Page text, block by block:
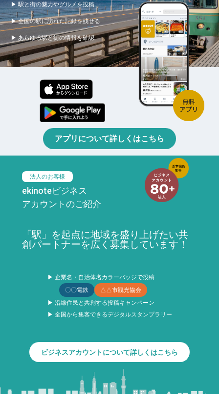
▶ 駅と街の魅力やグルメを投稿
▶ 全国の駅に訪れた記録を残せる
▶ あらゆる駅と街の情報を確認
アプリについて詳しくはこちら
法人のお客様
ekinoteビジネス
アカウントのご紹介
「駅」を起点に地域を盛り上げたい共
創パートナーを広く募集しています！
▶ 企業名・自治体名カラーバッジで投稿
〇〇電鉄
△△市観光協会
▶ 沿線住民と共創する投稿キャンペーン
▶ 全国から集客できるデジタルスタンプラリー
ビジネスアカウントについて詳しくはこちら